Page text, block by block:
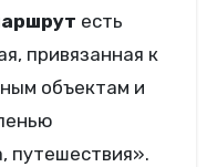
есть
привязанная к
объектам и
путешествия».